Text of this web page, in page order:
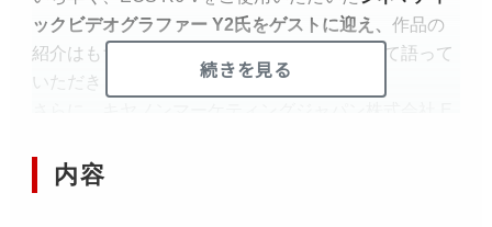
ックビデオグラファー Y2氏をゲストに迎え、 作品の
紹介はもちろん、実際の使用感や魅力について語って
いただきます。
R6 Vの製品概要をわかりやすくご説明
続きを見る
内容